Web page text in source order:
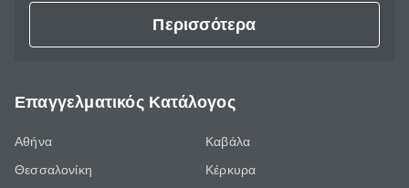
Περισσότερα
Επαγγελματικός Κατάλογος
Αθήνα
Θεσσαλονίκη
Καβάλα
Κέρκυρα